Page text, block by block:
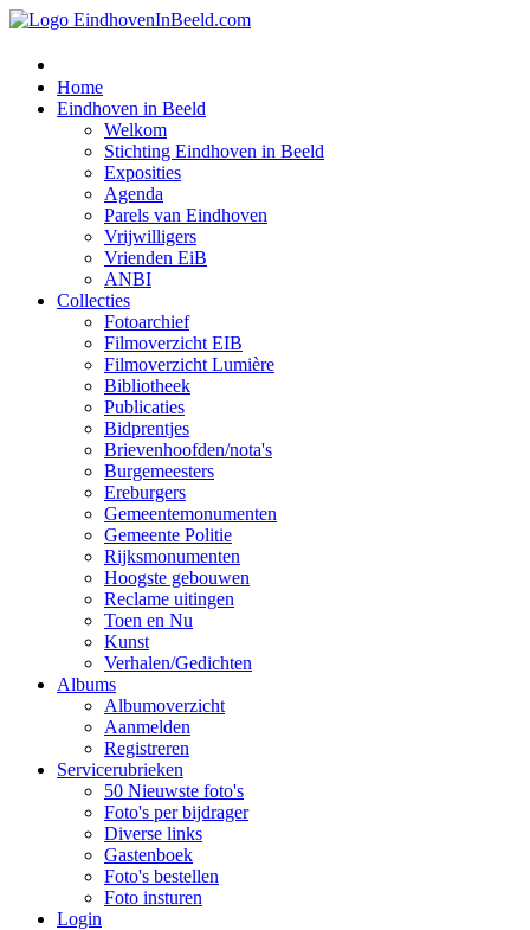
Home
Eindhoven in Beeld
Welkom
Stichting Eindhoven in Beeld
Exposities
Agenda
Parels van Eindhoven
Vrijwilligers
Vrienden EiB
ANBI
Collecties
Fotoarchief
Filmoverzicht EIB
Filmoverzicht Lumière
Bibliotheek
Publicaties
Bidprentjes
Brievenhoofden/nota's
Burgemeesters
Ereburgers
Gemeentemonumenten
Gemeente Politie
Rijksmonumenten
Hoogste gebouwen
Reclame uitingen
Toen en Nu
Kunst
Verhalen/Gedichten
Albums
Albumoverzicht
Aanmelden
Registreren
Servicerubrieken
50 Nieuwste foto's
Foto's per bijdrager
Diverse links
Gastenboek
Foto's bestellen
Foto insturen
Login